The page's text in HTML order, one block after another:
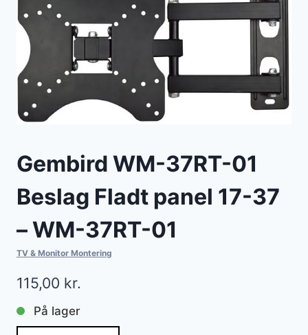
Gembird WM-37RT-01
Beslag Fladt panel 17-37
– WM-37RT-01
TV & Monitor Montering
115,00 kr.
På lager